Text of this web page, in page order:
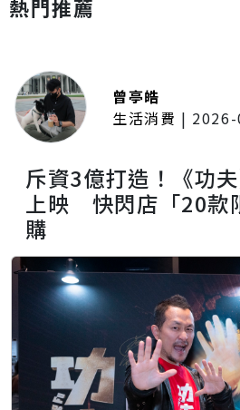
熱門推薦
曾亭皓
生活消費 |
斥資3億打造！《功
上映 快閃店「20款
購